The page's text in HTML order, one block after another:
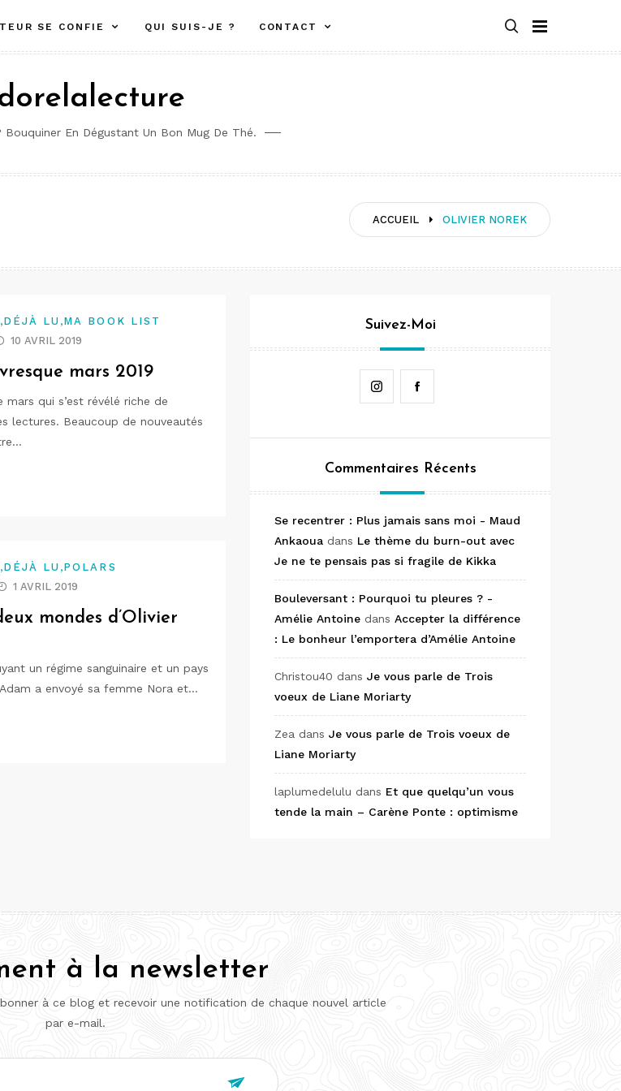
SE CONFIE QUI SUIS-JE ? CONTACT
Bouquiner En Dégustant Un Bon Mug De Thé.
ACCUEIL OLIVIER NOREK
,DÉJÀ LU ,MA BOOK LIST
10 AVRIL 2019
mars 2019
mars qui s’est révélé riche de
lectures. Beaucoup de nouveautés
,DÉJÀ LU ,POLARS
1 AVRIL 2019
mondes d’Olivier
un régime sanguinaire et un pays
a envoyé sa femme Nora et…
Suivez-Moi
Instagram
Commentaires Récents
Se recentrer : Plus jamais sans moi - Maud
Ankaoua dans Le thème du burn-out avec
Je ne te pensais pas si fragile de Kikka
Bouleversant : Pourquoi tu pleures ? -
Amélie Antoine dans Accepter la différence
: Le bonheur l’emportera d’Amélie Antoine
Christou40 dans Je vous parle de Trois
voeux de Liane Moriarty
Zea dans Je vous parle de Trois voeux de
Liane Moriarty
laplumedelulu dans Et que quelqu’un vous
tende la main – Carène Ponte : optimisme
à la newsletter
à ce blog et recevoir une notification de chaque nouvel article
par e-mail.
